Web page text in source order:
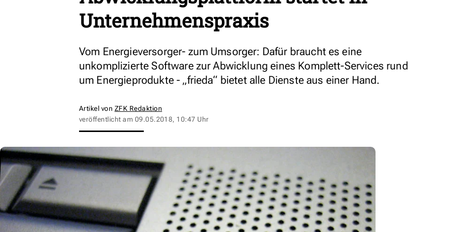
Unternehmenspraxis
Vom Energieversorger- zum Umsorger: Dafür braucht es eine
unkomplizierte Software zur Abwicklung eines Komplett-Services rund
um Energieprodukte - „frieda“ bietet alle Dienste aus einer Hand.
Artikel von ZFK Redaktion
veröffentlicht am 09.05.2018, 10:47 Uhr